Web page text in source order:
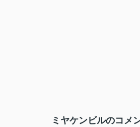
ミヤケンビルのコメ